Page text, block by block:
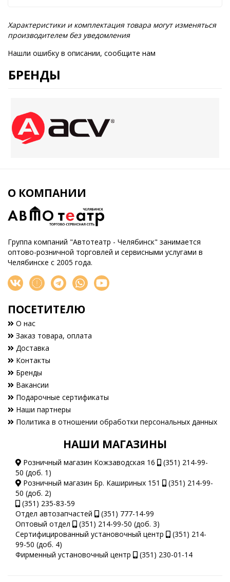
Характеристики и комплектация товара могут изменяться
производителем без уведомления
Нашли ошибку в описании, сообщите нам
БРЕНДЫ
О КОМПАНИИ
Группа компаний "Автотеатр - Челябинск" занимается
оптово-розничной торговлей и сервисными услугами в
Челябинске с 2005 года.
ПОСЕТИТЕЛЮ
О нас
Заказ товара, оплата
Доставка
Контакты
Бренды
Вакансии
Подарочные сертификаты
Наши партнеры
Политика в отношении обработки персональных данных
НАШИ МАГАЗИНЫ
Розничный магазин Кожзаводская 16
(351) 214-99-
50 (доб. 1)
Розничный магазин Бр. Кашириных 151
(351) 214-99-
50 (доб. 2)
(351) 235-83-59
Отдел автозапчастей
(351) 777-14-99
Оптовый отдел
(351) 214-99-50 (доб. 3)
Сертифицированный установочный центр
(351) 214-
99-50 (доб. 4)
Фирменный установочный центр
(351) 230-01-14